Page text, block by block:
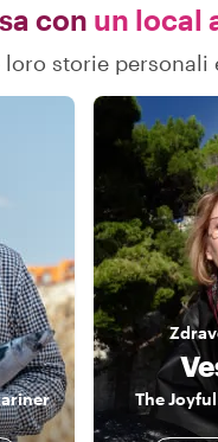
con un local
storie personali
The